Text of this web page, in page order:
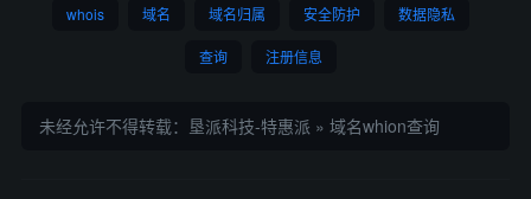
whois 域名 域名归属 安全防护 数据隐私
查询 注册信息
未经允许不得转载： 垦派科技-特惠派 » 域名whion查询